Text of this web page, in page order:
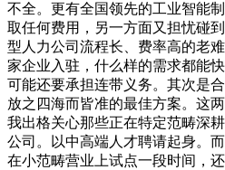
不全。更有全国领先的工业智能
取任何费用，另一方面又担忧碰
型人力公司流程长、费率高的老
家企业入驻，什么样的需求都能
可能还要承担连带义务。其次是
放之四海而皆准的最佳方案。这
我出格关心那些正在特定范畴深
公司。以中高端人才聘请起身。
在小范畴营业上试点一段时间，